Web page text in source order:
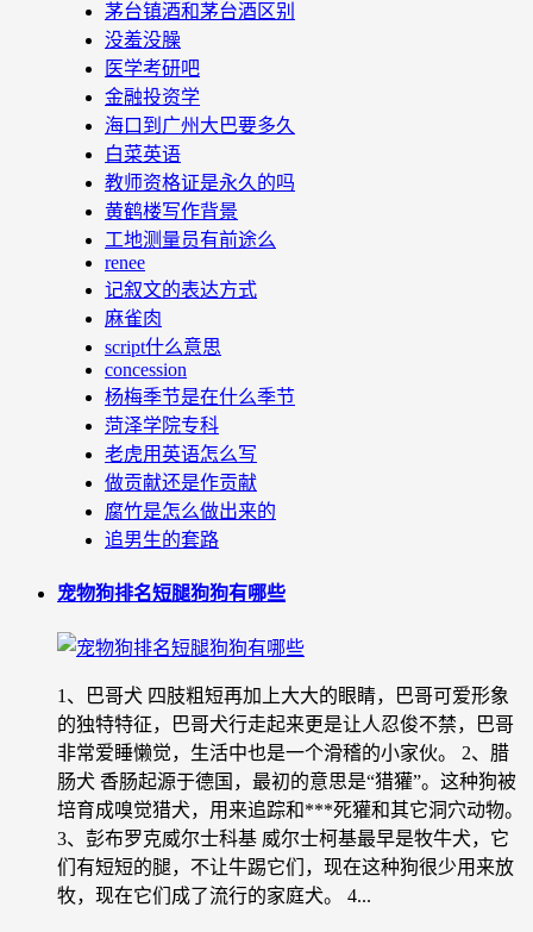
茅台镇酒和茅台酒区别
没羞没臊
医学考研吧
金融投资学
海口到广州大巴要多久
白菜英语
教师资格证是永久的吗
黄鹤楼写作背景
工地测量员有前途么
renee
记叙文的表达方式
麻雀肉
script什么意思
concession
杨梅季节是在什么季节
菏泽学院专科
老虎用英语怎么写
做贡献还是作贡献
腐竹是怎么做出来的
追男生的套路
宠物狗排名短腿狗狗有哪些
1、巴哥犬 四肢粗短再加上大大的眼睛，巴哥可爱形象
的独特特征，巴哥犬行走起来更是让人忍俊不禁，巴哥
非常爱睡懒觉，生活中也是一个滑稽的小家伙。 2、腊
肠犬 香肠起源于德国，最初的意思是“猎獾”。这种狗被
培育成嗅觉猎犬，用来追踪和***死獾和其它洞穴动物。
3、彭布罗克威尔士科基 威尔士柯基最早是牧牛犬，它
们有短短的腿，不让牛踢它们，现在这种狗很少用来放
牧，现在它们成了流行的家庭犬。 4...